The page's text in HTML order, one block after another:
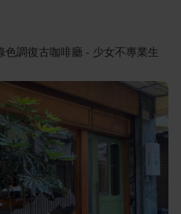
色調復古咖啡廳 - 少女不專業生